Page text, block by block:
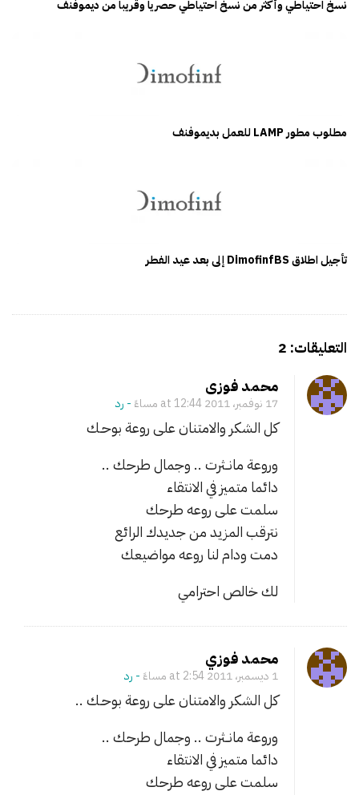
نسخ احتياطي وأكثر من نسخ احتياطي حصرياً وقريباً من ديموفنف
مطلوب مطور LAMP للعمل بديموفنف
تأجيل اطلاق DimofinfBS إلى بعد عيد الفطر
و
ظ
ا
ف
م
ت
ا
ح
ة
ي
ي
م
ف
ن
ف
محمد فوزى
17 نوفمبر، 2011 at 12:44 مساءً - ‎رد
كل الشكر والامتنان على روعة بوحـك
وروعة مانــثرت .. وجمال طرحك ..
دائما متميز في الانتقاء
سلمت على روعه طرحك
نترقب المزيد من جديدك الرائع
دمت ودام لنا روعه مواضيعك
لك خالص احترامي
محمد فوزي
1 ديسمبر، 2011 at 2:54 مساءً - ‎رد
كل الشكر والامتنان على روعة بوحـك ..
وروعة مانــثرت .. وجمال طرحك ..
دائما متميز في الانتقاء
سلمت على روعه طرحك